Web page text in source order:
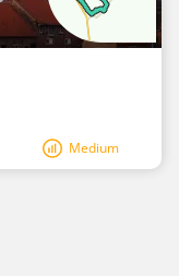
Medium